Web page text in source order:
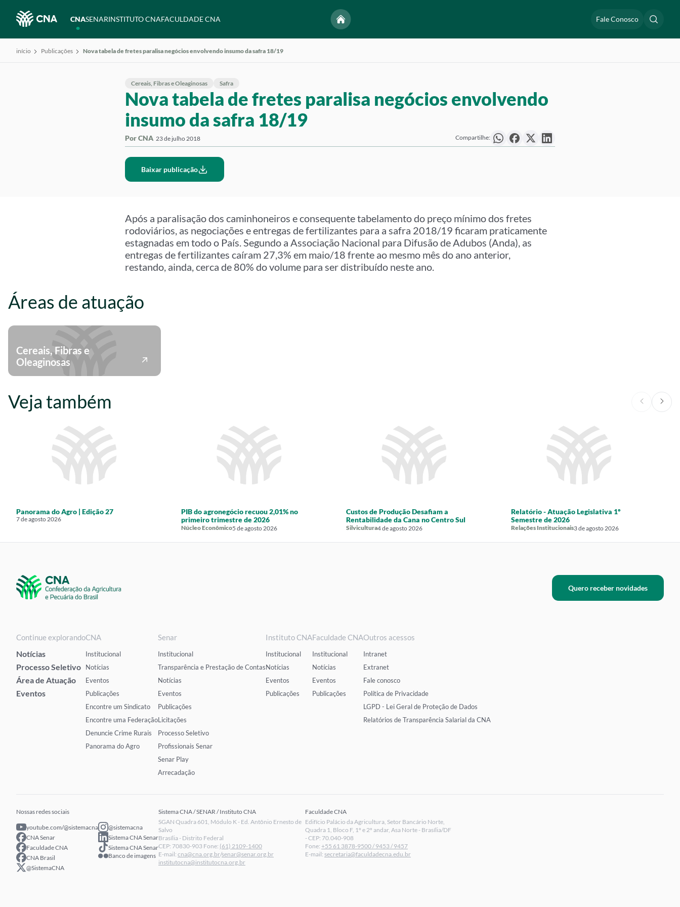
CNASENARINSTITUTO CNAFACULDADE CNA Fale Conosco
início Publicações Nova tabela de fretes paralisa negócios envolvendo insumo da safra 18/19
Cereais, Fibras e Oleaginosas Safra
Nova tabela de fretes paralisa negócios envolvendo
insumo da safra 18/19
Por CNA 23 de julho 2018 Compartilhe:
Baixar publicação
Após a paralisação dos caminhoneiros e consequente tabelamento do preço mínimo dos fretes
rodoviários, as negociações e entregas de fertilizantes para a safra 2018/19 ficaram praticamente
estagnadas em todo o País. Segundo a Associação Nacional para Difusão de Adubos (Anda), as
entregas de fertilizantes caíram 27,3% em maio/18 frente ao mesmo mês do ano anterior,
restando, ainda, cerca de 80% do volume para ser distribuído neste ano.
Áreas de atuação
Cereais, Fibras e
Oleaginosas
Veja também
Panorama do Agro | Edição 27
7 de agosto 2026
PIB do agronegócio recuou 2,01% no
primeiro trimestre de 2026
Núcleo Econômico5 de agosto 2026
Custos de Produção Desafiam a
Rentabilidade da Cana no Centro Sul
Silvicultura4 de agosto 2026
Relatório - Atuação Legislativa 1º
Semestre de 2026
Relações Institucionais3 de agosto 2026
Quero receber novidades
Continue explorando
Notícias
Processo Seletivo
Área de Atuação
Eventos
CNA
Institucional
Notícias
Eventos
Publicações
Encontre um Sindicato
Encontre uma Federação
Denuncie Crime Rurais
Panorama do Agro
Senar
Institucional
Transparência e Prestação de Contas
Notícias
Eventos
Publicações
Licitações
Processo Seletivo
Profissionais Senar
Senar Play
Arrecadação
Instituto CNA
Institucional
Notícias
Eventos
Publicações
Faculdade CNA
Institucional
Notícias
Eventos
Publicações
Outros acessos
Intranet
Extranet
Fale conosco
Política de Privacidade
LGPD - Lei Geral de Proteção de Dados
Relatórios de Transparência Salarial da CNA
Nossas redes sociais
youtube.com/@sistemacna
CNA Senar
Faculdade CNA
CNA Brasil
@SistemaCNA
@sistemacna
Sistema CNA Senar
Sistema CNA Senar
Banco de imagens
Sistema CNA / SENAR / Instituto CNA
SGAN Quadra 601, Módulo K - Ed. Antônio Ernesto de
Salvo
Brasília - Distrito Federal
CEP: 70830-903 Fone: (61) 2109-1400
E-mail: cna@cna.org.br/senar@senar.org.br
institutocna@institutocna.org.br
Faculdade CNA
Edifício Palácio da Agricultura, Setor Bancário Norte,
Quadra 1, Bloco F, 1º e 2º andar, Asa Norte - Brasília/DF
- CEP: 70.040-908
Fone: +55 61 3878-9500 / 9453 / 9457
E-mail: secretaria@faculdadecna.edu.br